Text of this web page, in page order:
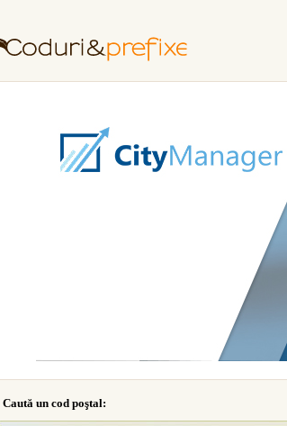
Caută un cod poştal: